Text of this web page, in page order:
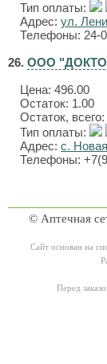
Тип оплаты:
Адрес: ул.
Телефоны: 24-
26. ООО
Цена: 496.00
Остаток: 1.00
Остаток,
Тип оплаты:
Адрес: с.
Телефоны:
© Аптечная
Сайт основан на
Перед